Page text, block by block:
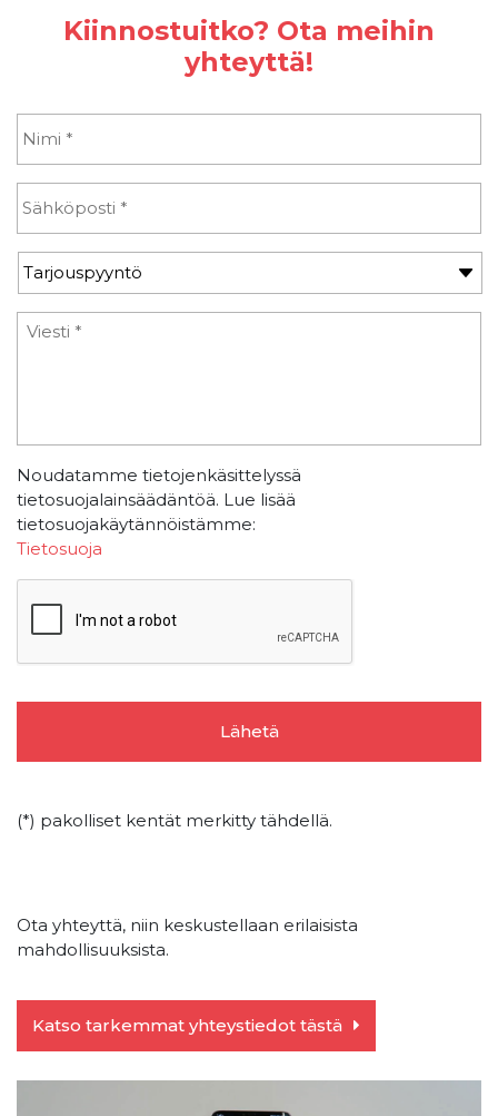
Kiinnostuitko? Ota meihin
yhteyttä!
Noudatamme tietojenkäsittelyssä
tietosuojalainsäädäntöä. Lue lisää
tietosuojakäytännöistämme:
Tietosuoja
(*) pakolliset kentät merkitty tähdellä.
Ota yhteyttä, niin keskustellaan erilaisista
mahdollisuuksista.
Katso tarkemmat yhteystiedot tästä